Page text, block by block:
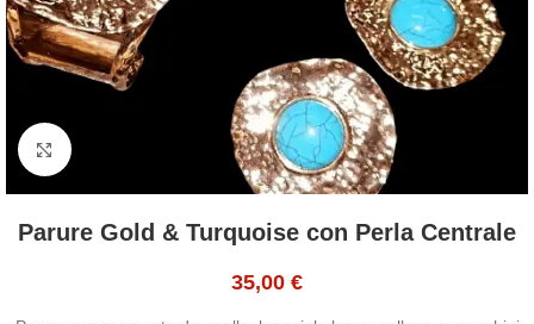
Click to enlarge
Parure Gold & Turquoise con Perla Centrale
35,00 €